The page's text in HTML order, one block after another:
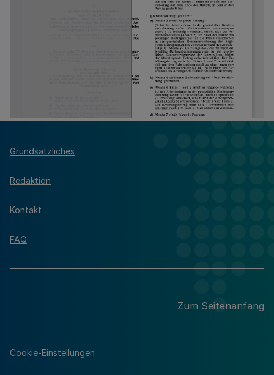
Grundsätzliches
Redaktion
Kontakt
FAQ
Zum Seitenanfang
Cookie-Einstellungen